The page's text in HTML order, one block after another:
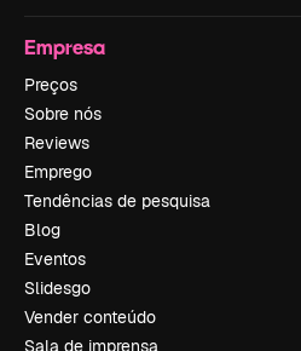
Empresa
Preços
Sobre nós
Reviews
Emprego
Tendências de pesquisa
Blog
Eventos
Slidesgo
Vender conteúdo
Sala de imprensa